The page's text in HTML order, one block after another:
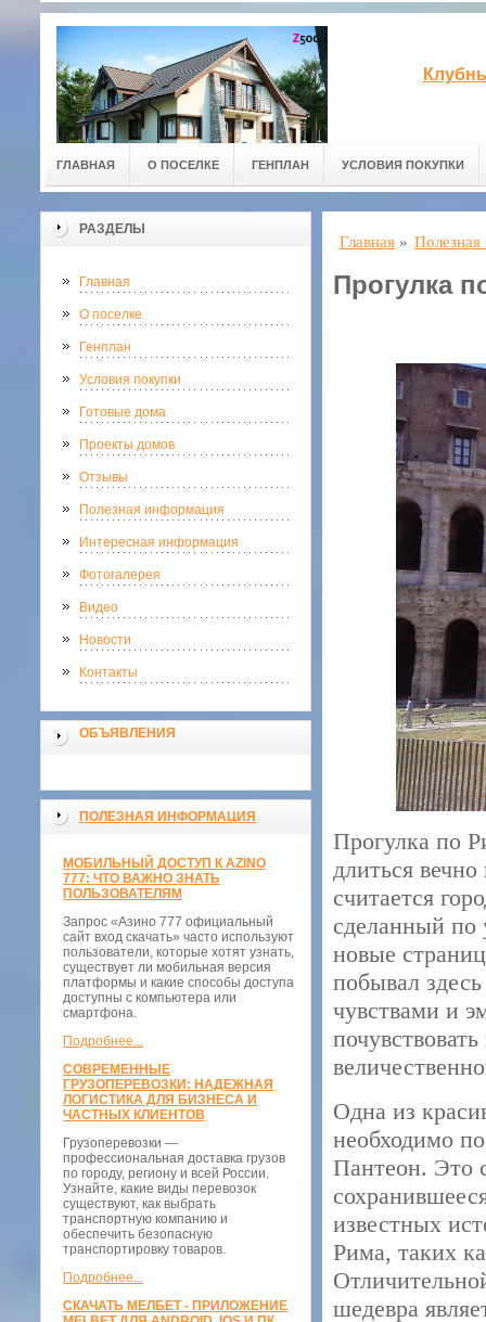
ГЛАВНАЯ О ПОСЕЛКЕ ГЕНПЛАН УСЛОВИЯ ПОКУПКИ
РАЗДЕЛЫ
Главная
О поселке
Генплан
Условия покупки
Готовые дома
Проекты домов
Отзывы
Полезная информация
Интересная информация
Фотогалерея
Видео
Новости
Контакты
ОБЪЯВЛЕНИЯ
ПОЛЕЗНАЯ ИНФОРМАЦИЯ
МОБИЛЬНЫЙ ДОСТУП К AZINO
777: ЧТО ВАЖНО ЗНАТЬ
ПОЛЬЗОВАТЕЛЯМ
Запрос «Азино 777 официальный
сайт вход скачать» часто используют
пользователи, которые хотят узнать,
существует ли мобильная версия
платформы и какие способы доступа
доступны с компьютера или
смартфона.
Подробнее...
СОВРЕМЕННЫЕ
ГРУЗОПЕРЕВОЗКИ: НАДЕЖНАЯ
ЛОГИСТИКА ДЛЯ БИЗНЕСА И
ЧАСТНЫХ КЛИЕНТОВ
Грузоперевозки —
профессиональная доставка грузов
по городу, региону и всей России.
Узнайте, какие виды перевозок
существуют, как выбрать
транспортную компанию и
обеспечить безопасную
транспортировку товаров.
Подробнее...
СКАЧАТЬ МЕЛБЕТ - ПРИЛОЖЕНИЕ
Главная »
Прогулка
Прогулка по
длиться
считается
сделанный по
новые
побывал
чувствами и
Одна из
необходимо
Пантеон. Это
известных
Рима, таких
шедевра